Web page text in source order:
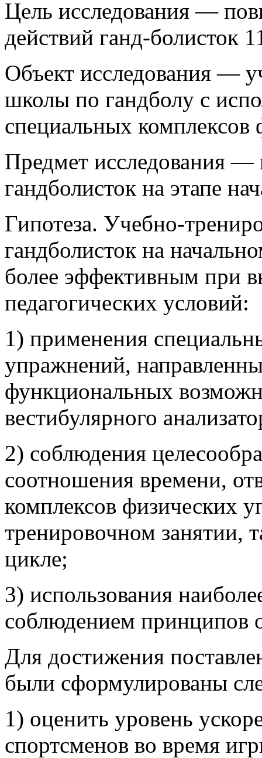
Цель исследования —
действий ганд-болисток
Объект исследования —
школы по гандболу с
специальных
Предмет исследования
гандболисток на этапе
Гипотеза. Учебно-
гандболисток на
более эффективным при
педагогических условий:
1) применения
упражнений,
функциональных
вестибулярного
2) соблюдения
соотношения времени,
комплексов физических
тренировочном занятии,
цикле;
3) использования
соблюдением принципов
Для достижения
были сформулированы
1) оценить уровень
спортсменов во время